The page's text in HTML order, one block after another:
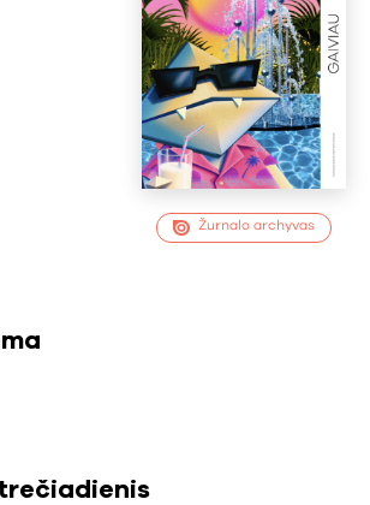
Žurnalo archyvas